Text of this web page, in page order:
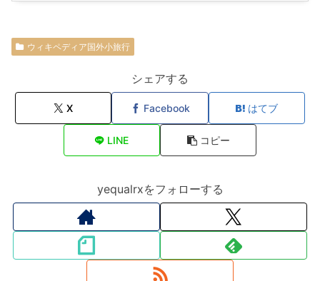
ウィキペディア国外小旅行
シェアする
X Facebook はてブ
LINE コピー
yequalrxをフォローする